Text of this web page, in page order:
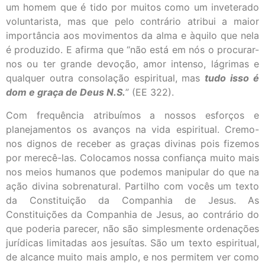
um homem que é tido por muitos como um inveterado
voluntarista, mas que pelo contrário atribui a maior
importância aos movimentos da alma e àquilo que nela
é produzido. E afirma que “não está em nós o procurar-
nos ou ter grande devoção, amor intenso, lágrimas e
qualquer outra consolação espiritual, mas tudo isso é
dom e graça de Deus N.S.” (EE 322).
Com frequência atribuímos a nossos esforços e
planejamentos os avanços na vida espiritual. Cremo-
nos dignos de receber as graças divinas pois fizemos
por merecê-las. Colocamos nossa confiança muito mais
nos meios humanos que podemos manipular do que na
ação divina sobrenatural. Partilho com vocês um texto
da Constituição da Companhia de Jesus. As
Constituições da Companhia de Jesus, ao contrário do
que poderia parecer, não são simplesmente ordenações
jurídicas limitadas aos jesuítas. São um texto espiritual,
de alcance muito mais amplo, e nos permitem ver como